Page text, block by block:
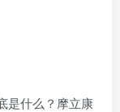
是什么？摩立康